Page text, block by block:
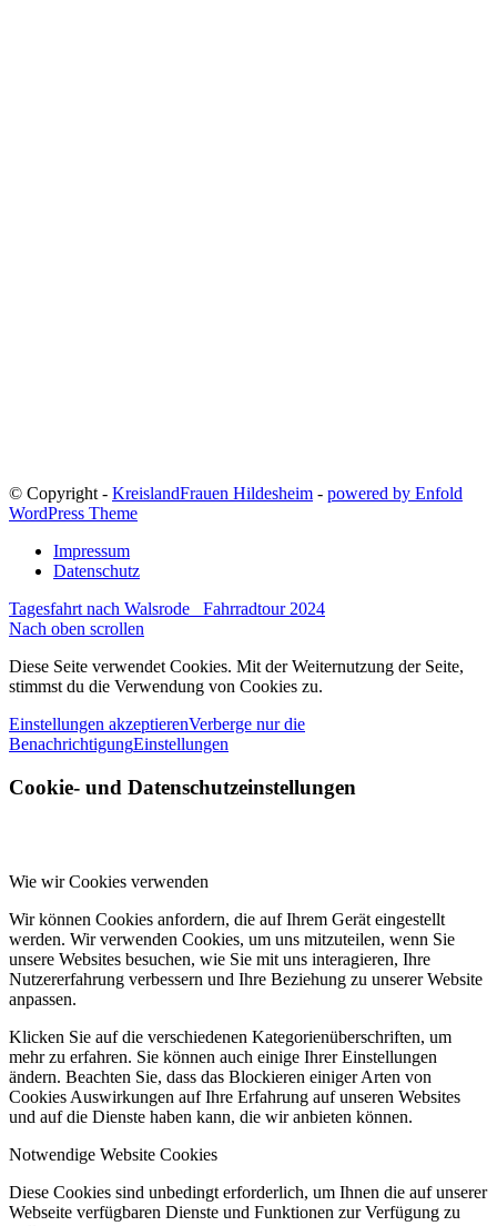
© Copyright - KreislandFrauen Hildesheim - powered by Enfold
WordPress Theme
Impressum
Datenschutz
Tagesfahrt nach Walsrode
Fahrradtour 2024
Nach oben scrollen
Diese Seite verwendet Cookies. Mit der Weiternutzung der Seite,
stimmst du die Verwendung von Cookies zu.
Einstellungen akzeptierenVerberge nur die
BenachrichtigungEinstellungen
Cookie- und Datenschutzeinstellungen
Wie wir Cookies verwenden
Wir können Cookies anfordern, die auf Ihrem Gerät eingestellt
werden. Wir verwenden Cookies, um uns mitzuteilen, wenn Sie
unsere Websites besuchen, wie Sie mit uns interagieren, Ihre
Nutzererfahrung verbessern und Ihre Beziehung zu unserer Website
anpassen.
Klicken Sie auf die verschiedenen Kategorienüberschriften, um
mehr zu erfahren. Sie können auch einige Ihrer Einstellungen
ändern. Beachten Sie, dass das Blockieren einiger Arten von
Cookies Auswirkungen auf Ihre Erfahrung auf unseren Websites
und auf die Dienste haben kann, die wir anbieten können.
Notwendige Website Cookies
Diese Cookies sind unbedingt erforderlich, um Ihnen die auf unserer
Webseite verfügbaren Dienste und Funktionen zur Verfügung zu